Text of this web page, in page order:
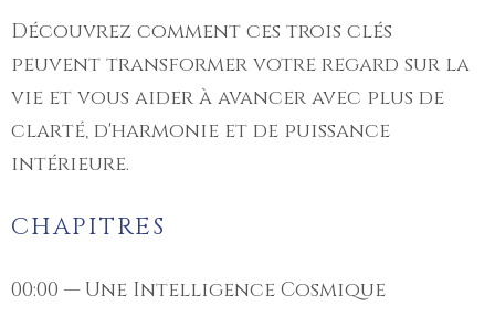
Découvrez comment ces trois clés
peuvent transformer votre regard sur la
vie et vous aider à avancer avec plus de
clarté, d'harmonie et de puissance
intérieure.
CHAPITRES
00:00 — Une Intelligence Cosmique